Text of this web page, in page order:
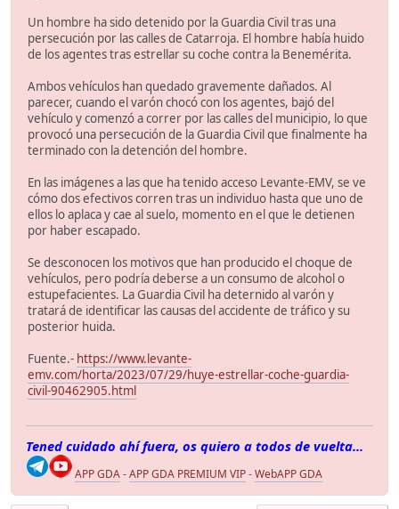
Un hombre ha sido detenido por la Guardia Civil tras una
persecución por las calles de Catarroja. El hombre había huido
de los agentes tras estrellar su coche contra la Benemérita.
Ambos vehículos han quedado gravemente dañados. Al
parecer, cuando el varón chocó con los agentes, bajó del
vehículo y comenzó a correr por las calles del municipio, lo que
provocó una persecución de la Guardia Civil que finalmente ha
terminado con la detención del hombre.
En las imágenes a las que ha tenido acceso Levante-EMV, se ve
cómo dos efectivos corren tras un individuo hasta que uno de
ellos lo aplaca y cae al suelo, momento en el que le detienen
por haber escapado.
Se desconocen los motivos que han producido el choque de
vehículos, pero podría deberse a un consumo de alcohol o
estupefacientes. La Guardia Civil ha deternido al varón y
tratará de identificar las causas del accidente de tráfico y su
posterior huida.
Fuente.- https://www.levante-
emv.com/horta/2023/07/29/huye-estrellar-coche-guardia-
civil-90462905.html
Tened cuidado ahí fuera, os quiero a todos de vuelta...
APP GDA-APP GDA PREMIUM VIP-WebAPP GDA